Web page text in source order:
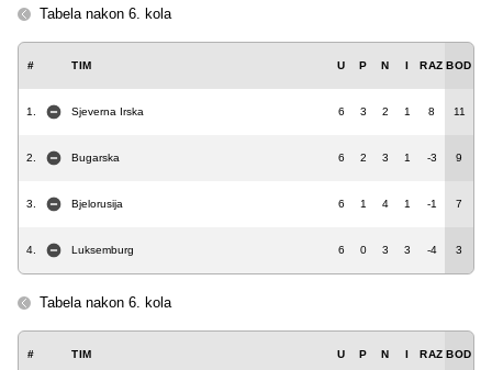
Tabela nakon 6. kola
# TIM U P N I RAZ BOD
1. Sjeverna Irska 6 3 2 1 8 11
2. Bugarska 6 2 3 1 -3 9
3. Bjelorusija 6 1 4 1 -1 7
4. Luksemburg 6 0 3 3 -4 3
Tabela nakon 6. kola
# TIM U P N I RAZ BOD